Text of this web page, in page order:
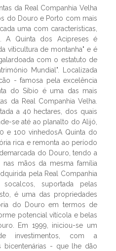
da Real Companhia Velha
do Douro e Porto com mais
uma com características,
A Quinta dos Acipreses é
viticultura de montanha" e é
com o estatuto de
Mundial". Localizada
- famosa pela excelência
do Síbio é uma das mais
da Real Companhia Velha.
a 40 hectares, dos quais
se até ao planalto do Alijó,
e 100 vinhedosA Quinta do
rica e remonta ao período
do Douro, tendo a
mãos da mesma família
pela Real Companhia
suportada pelas
é uma das propriedades
do Douro em termos de
potencial vitícola e belas
Em 1999, iniciou-se um
investimentos, com a
bicentenárias - que lhe dão